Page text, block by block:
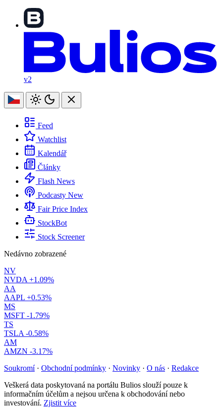
v2
Feed
Watchlist
Kalendář
Články
Flash News
Podcasty New
Fair Price Index
StockBot
Stock Screener
Nedávno zobrazené
NV
NVDA +1.09%
AA
AAPL +0.53%
MS
MSFT -1.79%
TS
TSLA -0.58%
AM
AMZN -3.17%
Soukromí · Obchodní podmínky · Novinky · O nás · Redakce
Veškerá data poskytovaná na portálu Bulios slouží pouze k
informačním účelům a nejsou určena k obchodování nebo
investování. Zjistit více